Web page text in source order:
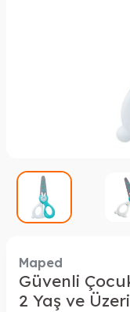
Maped
Güvenli
2 Yaş ve Üzeri